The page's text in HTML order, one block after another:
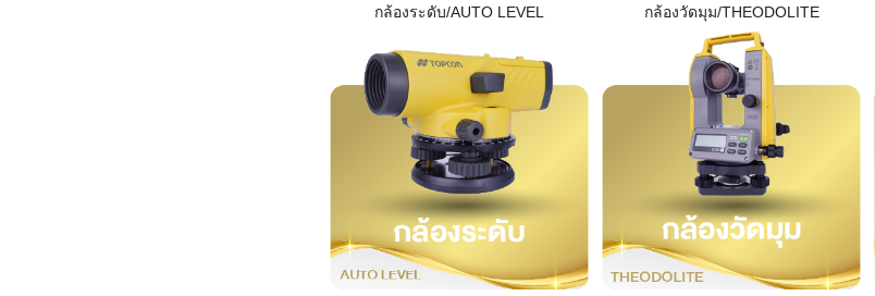
กล้องระดับ/AUTO LEVEL กล้องวัดมุม/THEODOLITE